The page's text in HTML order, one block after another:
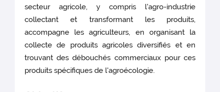
secteur agricole, y compris l'agro-industrie
collectant et transformant les produits,
accompagne les agriculteurs, en organisant la
collecte de produits agricoles diversifiés et en
trouvant des débouchés commerciaux pour ces
produits spécifiques de l'agroécologie.